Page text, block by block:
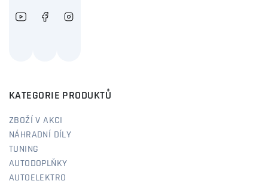
KATEGORIE PRODUKTŮ
ZBOŽÍ V AKCI
NÁHRADNÍ DÍLY
TUNING
AUTODOPLŇKY
AUTOELEKTRO